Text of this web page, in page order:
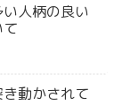
い人柄の良い
動かされて